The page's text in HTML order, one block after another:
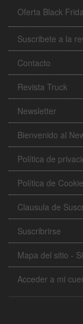
Oferta Black
Suscribete a la
Contacto
Revista Truck
Newsletter
Bienvenido al
Política de
Política de
Clausula de
Suscribrirse
Mapa del sitio -
Acceder a mi